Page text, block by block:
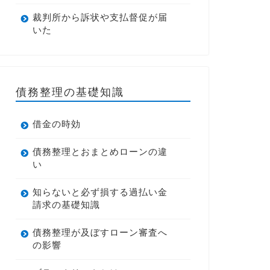
裁判所から訴状や支払督促が届
いた
債務整理の基礎知識
借金の時効
債務整理とおまとめローンの違
い
知らないと必ず損する過払い金
請求の基礎知識
債務整理が及ぼすローン審査へ
の影響